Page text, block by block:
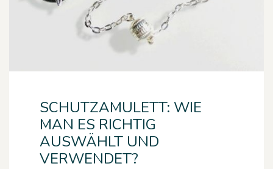
SCHUTZAMULETT: WIE
MAN ES RICHTIG
AUSWÄHLT UND
VERWENDET?